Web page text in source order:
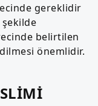
gereklidir
şekilde
belirtilen
önemlidir.